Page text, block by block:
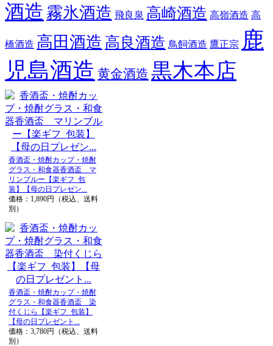
酒造 霧氷酒造 飛良泉 高崎酒造 高嶺酒造 高
橋酒造 高田酒造 高良酒造 鳥飼酒造 鷹正宗 鹿
児島酒造 黄金酒造 黒木本店
香酒盃・焼酎カップ・焼酎
グラス・和食器香酒盃 マ
リンブルー【楽ギフ_包
装】【母の日プレゼン...
価格：1,890円（税込、送料
別）
香酒盃・焼酎カップ・焼酎
グラス・和食器香酒盃 染
付くじら【楽ギフ_包装】
【母の日プレゼント...
価格：3,780円（税込、送料
別）